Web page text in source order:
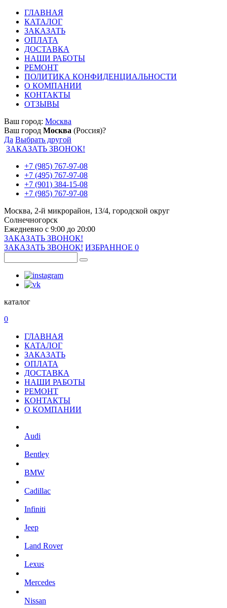
ГЛАВНАЯ
КАТАЛОГ
ЗАКАЗАТЬ
ОПЛАТА
ДОСТАВКА
НАШИ РАБОТЫ
РЕМОНТ
ПОЛИТИКА КОНФИДЕНЦИАЛЬНОСТИ
О КОМПАНИИ
КОНТАКТЫ
ОТЗЫВЫ
Ваш город: Москва
Ваш город Москва (Россия)?
Да Выбрать другой
ЗАКАЗАТЬ ЗВОНОК!
+7 (985) 767-97-08
+7 (495) 767-97-08
+7 (901) 384-15-08
+7 (985) 767-97-08
Москва, 2-й микрорайон, 13/4, городской округ
Солнечногорск
Ежедневно с 9:00 до 20:00
ЗАКАЗАТЬ ЗВОНОК!
ЗАКАЗАТЬ ЗВОНОК! ИЗБРАННОЕ 0
каталог
0
ГЛАВНАЯ
КАТАЛОГ
ЗАКАЗАТЬ
ОПЛАТА
ДОСТАВКА
НАШИ РАБОТЫ
РЕМОНТ
КОНТАКТЫ
О КОМПАНИИ
Audi
Bentley
BMW
Cadillac
Infiniti
Jeep
Land Rover
Lexus
Mercedes
Nissan